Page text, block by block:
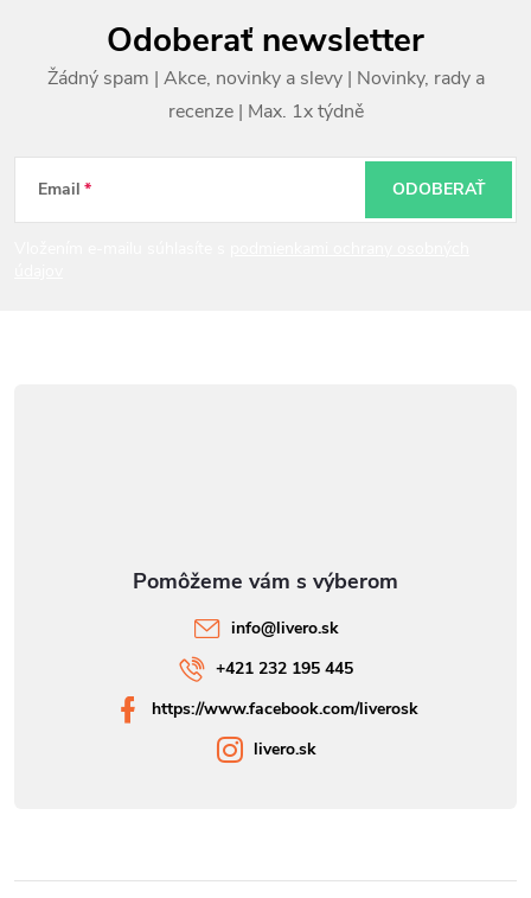
ä
Odoberať newsletter
Email ODOBERAŤ
info@livero.sk
+421 232 195 445
https://www.facebook.com/liverosk
livero.sk